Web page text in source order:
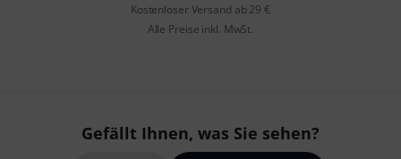
Kostenloser Versand ab 29 €
Alle Preise inkl. MwSt.
Gefällt Ihnen, was Sie sehen?